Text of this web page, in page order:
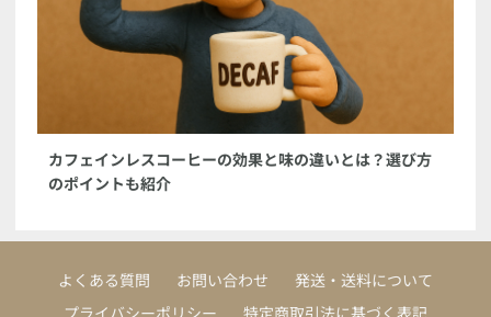
カフェインレスコーヒーの効果と味の違いとは？選び方
のポイントも紹介
よくある質問 お問い合わせ
発送・送料について
プライバシーポリシー
特定商取引法に基づく表記